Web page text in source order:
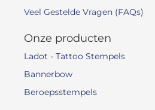
Veel Gestelde Vragen (FAQs)
Onze producten
Ladot - Tattoo Stempels
Bannerbow
Beroepsstempels